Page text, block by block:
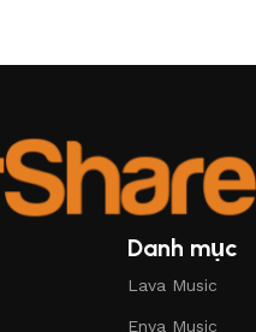
Danh mục
Lava Music
Enya Music